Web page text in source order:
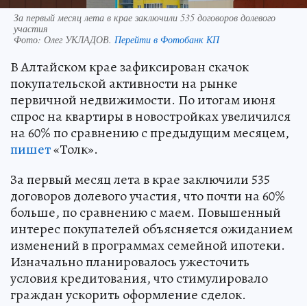
За первый месяц лета в крае заключили 535 договоров долевого
участия
Фото: Олег УКЛАДОВ. Перейти в Фотобанк КП
В Алтайском крае зафиксирован скачок
покупательской активности на рынке
первичной недвижимости. По итогам июня
спрос на квартиры в новостройках увеличился
на 60% по сравнению с предыдущим месяцем,
пишет«Толк».
За первый месяц лета в крае заключили 535
договоров долевого участия, что почти на 60%
больше, по сравнению с маем. Повышенный
интерес покупателей объясняется ожиданием
изменений в программах семейной ипотеки.
Изначально планировалось ужесточить
условия кредитования, что стимулировало
граждан ускорить оформление сделок.